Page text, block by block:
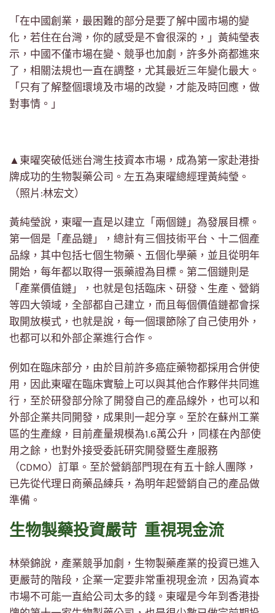
「在中國創業，最困難的部分是要了解中國市場的變
化，若住在台灣，你的感受是不會很深的，」黃純瑩表
示，中國不僅市場在變、競爭也加劇，許多外商都進來
了，相關法規也一直在調整，尤其最近三年變化最大。
「只有了解整個環境及市場的改變，才能及時回應，做
對事情。」
▲東曜突破低迷台灣生技資本市場，成為第一家赴港掛
牌成功的生物製藥公司。左五為東曜總經理黃純瑩。
（照片:林宏文）
黃純瑩說，東曜一直是以建立「兩個鏈」為發展目標。
第一個是「產品鏈」，總計有三個技術平台、十二個產
品線，其中包括七個生物藥、五個化學藥，並且從明年
開始，每年都以取得一張藥證為目標。第二個鏈則是
「產業價值鏈」，也就是包括臨床、研發、生產、營銷
等四大領域，全部都自己建立，而且每個價值鏈都會採
取開放模式，也就是說，每一個環節除了自己使用外，
也都可以和外部企業進行合作。
例如在臨床部分，由於目前許多癌症藥物都採用合併使
用，因此東曜在臨床實驗上可以與其他合作夥伴共同進
行，至於研發部分除了開發自己的產品線外，也可以和
外部企業共同開發，成果則一起分享。至於在蘇州工業
區的生產線，目前產量規模為1.6萬公升，同樣在內部使
用之餘，也對外接受委託研究開發暨生產服務
（CDMO）訂單。至於營銷部門現在有五十餘人團隊，
已先從代理日商藥品練兵，為明年起營銷自己的產品做
準備。
生物製藥投資嚴苛 重視現金流
林榮錦說，產業競爭加劇，生物製藥產業的投資已進入
更嚴苛的階段，企業一定要非常重視現金流，因為資本
市場不可能一直給公司太多的錢。東曜是今年到香港掛